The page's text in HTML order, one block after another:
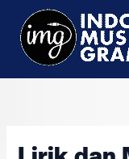
content